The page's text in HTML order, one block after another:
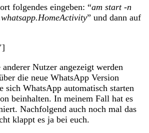
folgendes eingeben: “am start -n
” und dann auf
Nutzer angezeigt werden
die neue WhatsApp Version
sich WhatsApp automatisch starten
beinhalten. In meinem Fall hat es
Nachfolgend auch noch mal das
klappt es ja bei euch.